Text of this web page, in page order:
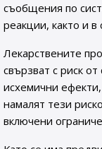
съобщения по
реакции, както и
Лекарствените
свързват с риск
исхемични
намалят тези
включени